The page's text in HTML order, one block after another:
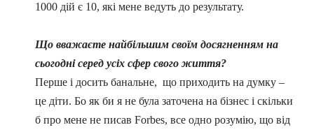
1000 дій є 10, які мене ведуть до результату.
Що вважаєте найбільшим своїм досягненням на
сьогодні серед усіх сфер свого життя?
Перше і досить банальне, що приходить на думку –
це діти. Бо як би я не була заточена на бізнес і скільки
б про мене не писав Forbes, все одно розумію, що від